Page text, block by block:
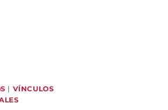
| VÍNCULOS